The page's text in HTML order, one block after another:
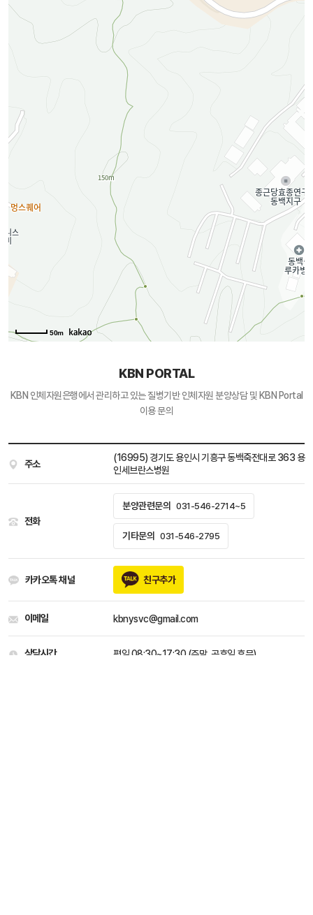
50m
KBN PORTAL
KBN 인체자원은행에서 관리하고 있는질병기반 인체자원 분양상담 및 KBN Portal
이용 문의
주소
(16995) 경기도 용인시 기흥구 동백죽전대로 363 용
인세브란스병원
전화
분양관련문의 031-546-2714~5
기타문의 031-546-2795
카카오톡 채널 친구추가
이메일 kbnysvc@gmail.com
상담시간 평일 08:30~17:30 (주말, 공휴일 휴무)